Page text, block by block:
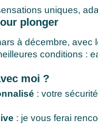
uniques,
plonger
à décembre, avec
conditions :
moi ?
: votre
: je vous ferai